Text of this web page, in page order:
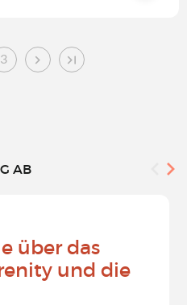
3
AB
über das
und die